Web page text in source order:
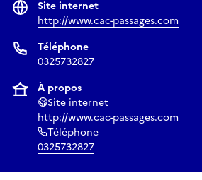
Site internet
http://www.cac-passages.com
Téléphone
0325732827
À propos
Site internet
http://www.cac-passages.com
Téléphone
0325732827